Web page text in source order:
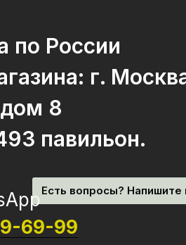
по России
г.
8
павильон.
69-99
Есть вопросы? Напишите